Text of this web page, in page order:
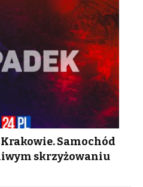
Samochód
skrzyżowaniu